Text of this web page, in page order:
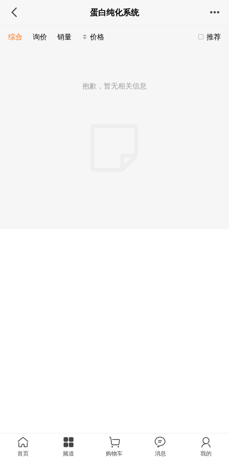
蛋白纯化系统
推荐
综合 询价 销量 价格
抱歉，暂无相关信息
首页 频道 购物车 消息 我的